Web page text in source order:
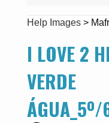
Help Images>
I LOVE 2
VERDE
ÁGUA_5º/